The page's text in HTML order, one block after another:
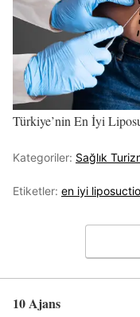
Türkiye’nin En İyi
Kategoriler: Sağlık
Etiketler: en iyi
10 Ajans